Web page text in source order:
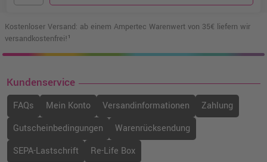
Kostenloser Versand: ab einem Ampertec Warenwert von 35€ liefern wir
versandkostenfrei!¹
Kundenservice
FAQs Mein Konto Versandinformationen
Zahlung
Gutscheinbedingungen
Warenrücksendung
SEPA-Lastschrift
Re-Life Box